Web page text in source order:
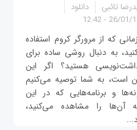
تائبی
دانلود
26/01/1395
که از مرورگر کروم استفاده
به دنبال روشی ساده برای
هستید؟ اگر این
است، به شما توصیه می‌کنیم
و برنامه‌هایی که در این
آن‌ها را مشاهده می‌کنید،